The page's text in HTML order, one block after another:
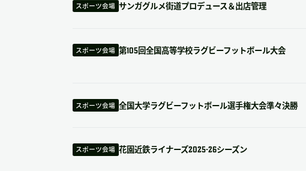
スポーツ会場 サンガグルメ街道プロデュース＆出店管理
スポーツ会場 第105回全国高等学校ラグビーフットボール大会
スポーツ会場 全国大学ラグビーフットボール選手権大会準々決勝
スポーツ会場 花園近鉄ライナーズ2025-26シーズン